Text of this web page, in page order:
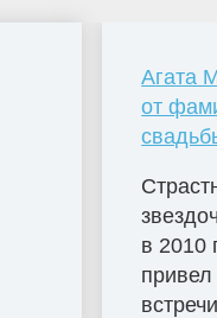
Агата
от
в 2010